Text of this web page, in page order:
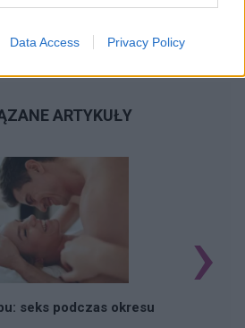
Data Access Privacy Policy
ARTYKUŁY
seks podczas okresu
›